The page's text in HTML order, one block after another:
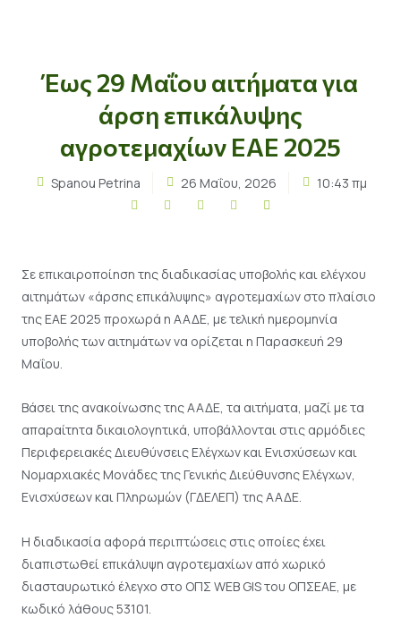
Έως 29 Μαΐου αιτήματα για
άρση επικάλυψης
αγροτεμαχίων ΕΑΕ 2025
Spanou Petrina 26 Μαΐου, 2026 10:43 πμ
Σε επικαιροποίηση της διαδικασίας υποβολής και ελέγχου
αιτημάτων «άρσης επικάλυψης» αγροτεμαχίων στο πλαίσιο
της ΕΑΕ 2025 προχωρά η ΑΑΔΕ, με τελική ημερομηνία
υποβολής των αιτημάτων να ορίζεται η Παρασκευή 29
Μαΐου.
Βάσει της ανακοίνωσης της ΑΑΔΕ, τα αιτήματα, μαζί με τα
απαραίτητα δικαιολογητικά, υποβάλλονται στις αρμόδιες
Περιφερειακές Διευθύνσεις Ελέγχων και Ενισχύσεων και
Νομαρχιακές Μονάδες της Γενικής Διεύθυνσης Ελέγχων,
Ενισχύσεων και Πληρωμών (ΓΔΕΛΕΠ) της ΑΑΔΕ.
Η διαδικασία αφορά περιπτώσεις στις οποίες έχει
διαπιστωθεί επικάλυψη αγροτεμαχίων από χωρικό
διασταυρωτικό έλεγχο στο ΟΠΣ WEB GIS του ΟΠΣΕΑΕ, με
κωδικό λάθους 53101.